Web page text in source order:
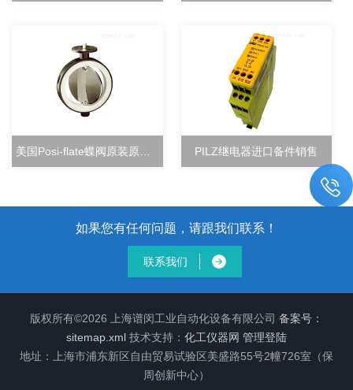
PILZ继电器进口备件销售
如果您有任何问题，请跟我们联系！
联系我们
版权所有©2026 上海谱闵工业自动化设备有限公司 备案号：
sitemap.xml 技术支持： 化工仪器网 管理登陆
地址：上海市浦东新区自由贸易试验区美盛路55号2幢726室（保
周创新中心）